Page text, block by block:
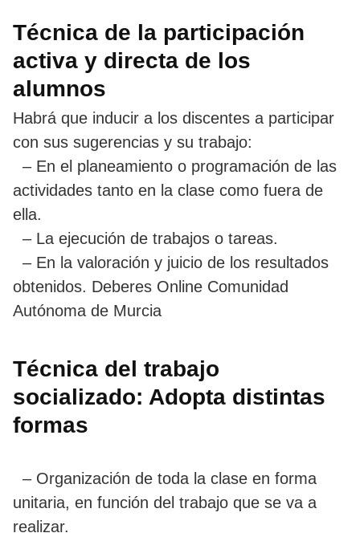
Técnica de la participación
activa y directa de los
alumnos
Habrá que inducir a los discentes a participar
con sus sugerencias y su trabajo:
– En el planeamiento o programación de las
actividades tanto en la clase como fuera de
ella.
– La ejecución de trabajos o tareas.
– En la valoración y juicio de los resultados
obtenidos. Deberes Online Comunidad
Autónoma de Murcia
Técnica del trabajo
socializado: Adopta distintas
formas
– Organización de toda la clase en forma
unitaria, en función del trabajo que se va a
realizar.